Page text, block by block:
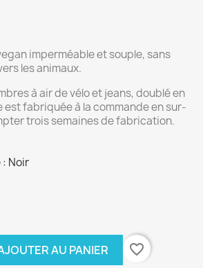
imperméable et souple, sans
les animaux.
à air de vélo et jeans, doublé en
est fabriquée à la commande en sur-
trois semaines de fabrication.
Noir
AU PANIER favorite_border